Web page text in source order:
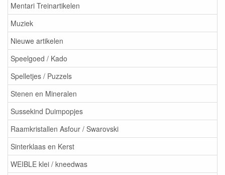
Mentari Treinartikelen
Muziek
Nieuwe artikelen
Speelgoed / Kado
Spelletjes / Puzzels
Stenen en Mineralen
Sussekind Duimpopjes
Raamkristallen Asfour / Swarovski
Sinterklaas en Kerst
WEIBLE klei / kneedwas